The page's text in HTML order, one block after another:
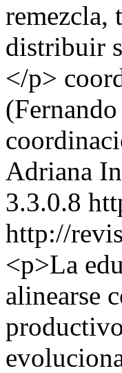
remezcla,
distribuir
</p>
Adriana
3.3.0.8
http://
<p>La
alinearse